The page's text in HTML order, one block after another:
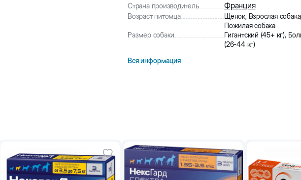
Страна производитель
Франция
Возраст питомца
Щенок, Взрослая собака,
Пожилая собака
Размер собаки
Гигантский (45+ кг),
(26-44 кг)
Вся информация